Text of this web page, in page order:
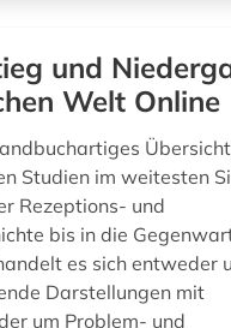
(10)
philosophie des mittelalters (1)
philosopie in der welt des islam (1)
und
Welt Online
Studien im weitesten
Rezeptions- und
bis in die
es sich entweder
Darstellungen mit
um Problem- und